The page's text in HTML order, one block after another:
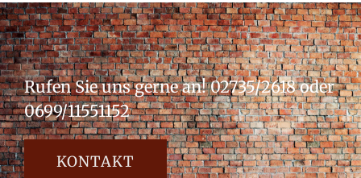
Rufen Sie uns gerne an!02735/2618 oder
0699/11551152
KONTAKT